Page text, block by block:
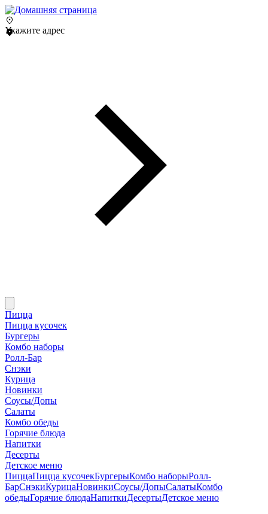
Укажите адрес
Пицца
Пицца кусочек
Бургеры
Комбо наборы
Ролл-Бар
Снэки
Курица
Новинки
Соусы/Допы
Салаты
Комбо обеды
Горячие блюда
Напитки
Десерты
Детское меню
ПиццаПицца кусочекБургерыКомбо наборыРолл-
БарСнэкиКурицаНовинкиСоусы/ДопыСалатыКомбо
обедыГорячие блюдаНапиткиДесертыДетское меню